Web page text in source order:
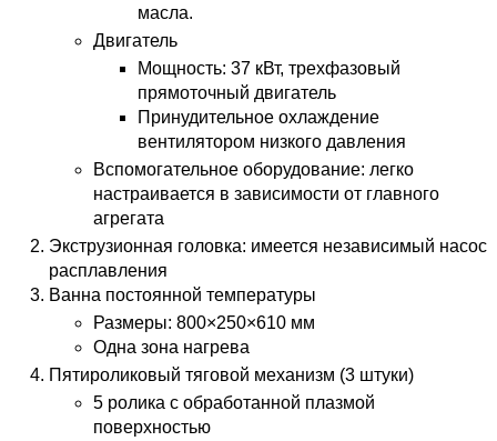
масла.
Двигатель
Мощность: 37 кВт, трехфазовый
прямоточный двигатель
Принудительное охлаждение
вентилятором низкого давления
Вспомогательное оборудование: легко
настраивается в зависимости от главного
агрегата
Экструзионная головка: имеется независимый насос
расплавления
Ванна постоянной температуры
Размеры: 800×250×610 мм
Одна зона нагрева
Пятироликовый тяговой механизм (3 штуки)
5 ролика с обработанной плазмой
поверхностью